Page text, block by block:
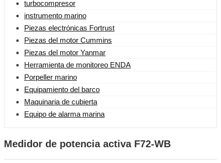
turbocompresor
instrumento marino
Piezas electrónicas Fortrust
Piezas del motor Cummins
Piezas del motor Yanmar
Herramienta de monitoreo ENDA
Porpeller marino
Equipamiento del barco
Maquinaria de cubierta
Equipo de alarma marina
Medidor de potencia activa F72-WB